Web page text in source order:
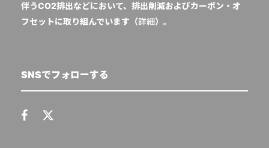
伴うCO2排出などにおいて、排出削減およびカーボン・オ
フセットに取り組んでいます（詳細）。
SNSでフォローする